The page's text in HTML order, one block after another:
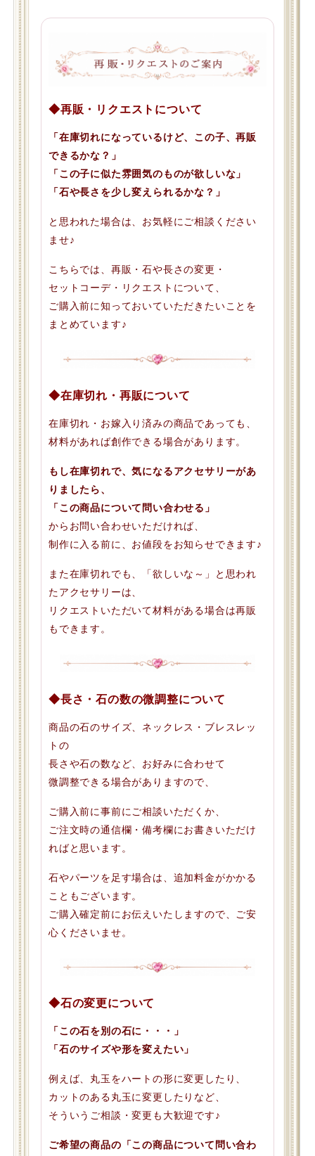
◆再販・リクエストについて
「在庫切れになっているけど、この子、再販
できるかな？」
「この子に似た雰囲気のものが欲しいな」
「石や長さを少し変えられるかな？」
と思われた場合は、お気軽にご相談ください
ませ♪
こちらでは、再販・石や長さの変更・
セットコーデ・リクエストについて、
ご購入前に知っておいていただきたいことを
まとめています♪
◆在庫切れ・再販について
在庫切れ・お嫁入り済みの商品であっても、
材料があれば創作できる場合があります。
もし在庫切れで、気になるアクセサリーがあ
りましたら、
「この商品について問い合わせる」
からお問い合わせいただければ、
制作に入る前に、お値段をお知らせできます♪
また在庫切れでも、「欲しいな～」と思われ
たアクセサリーは、
リクエストいただいて材料がある場合は再販
もできます。
◆長さ・石の数の微調整について
商品の石のサイズ、ネックレス・ブレスレッ
トの
長さや石の数など、お好みに合わせて
微調整できる場合がありますので、
ご購入前に事前にご相談いただくか、
ご注文時の通信欄・備考欄にお書きいただけ
ればと思います。
石やパーツを足す場合は、追加料金がかかる
こともございます。
ご購入確定前にお伝えいたしますので、ご安
心くださいませ。
◆石の変更について
「この石を別の石に・・・」
「石のサイズや形を変えたい」
例えば、丸玉をハートの形に変更したり、
カットのある丸玉に変更したりなど、
そういうご相談・変更も大歓迎です♪
ご希望の商品の「この商品について問い合わ